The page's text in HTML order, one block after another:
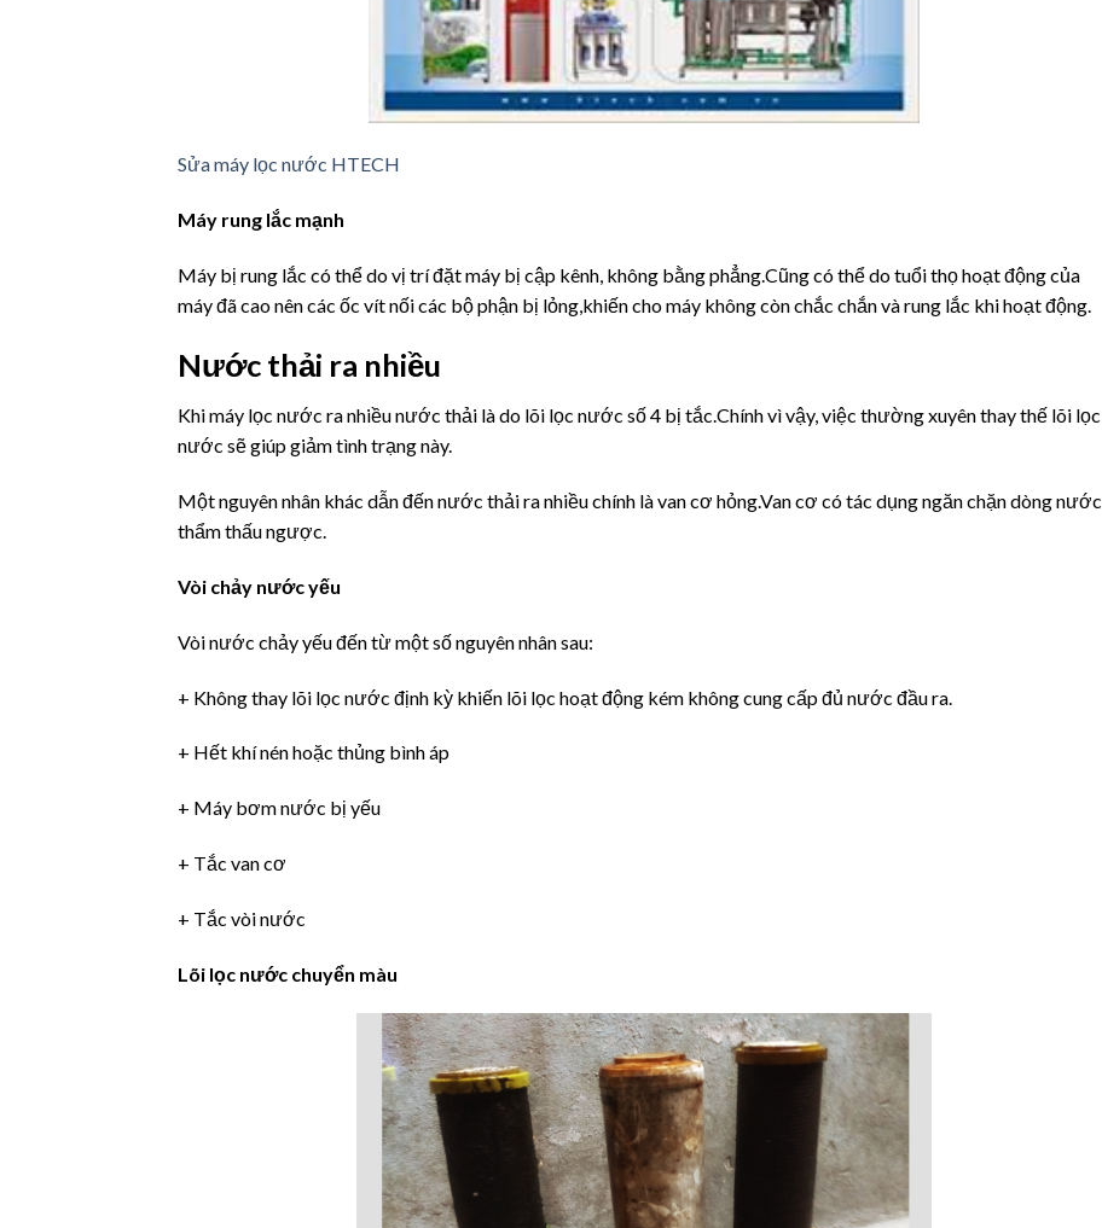
Sửa máy lọc nước HTECH
Máy rung lắc mạnh
Máy bị rung lắc có thể do vị trí đặt máy bị cập kênh, không bằng phẳng.Cũng có thể do tuổi thọ hoạt động của
máy đã cao nên các ốc vít nối các bộ phận bị lỏng,khiến cho máy không còn chắc chắn và rung lắc khi hoạt động.
Nước thải ra nhiều
Khi máy lọc nước ra nhiều nước thải là do lõi lọc nước số 4 bị tắc.Chính vì vậy, việc thường xuyên thay thế lõi lọc
nước sẽ giúp giảm tình trạng này.
Một nguyên nhân khác dẫn đến nước thải ra nhiều chính là van cơ hỏng.Van cơ có tác dụng ngăn chặn dòng nước
thẩm thấu ngược.
Vòi chảy nước yếu
Vòi nước chảy yếu đến từ một số nguyên nhân sau:
+ Không thay lõi lọc nước định kỳ khiến lõi lọc hoạt động kém không cung cấp đủ nước đầu ra.
+ Hết khí nén hoặc thủng bình áp
+ Máy bơm nước bị yếu
+ Tắc van cơ
+ Tắc vòi nước
Lõi lọc nước chuyển màu